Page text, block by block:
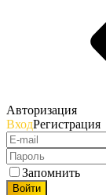
Авторизация
ВходРегистрация
Запомнить
Войти